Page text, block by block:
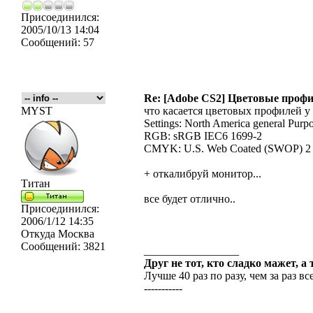
Присоединился:
2005/10/13 14:04
Сообщений: 57
Re: [Adobe CS2] Цветовые
MYST
Титан
Присоединился:
2006/1/12 14:35
Откуда Москва
Сообщений: 3821
что касается цветовых профилей
Settings: North America general
RGB: sRGB IEC6 1699-2
CMYK: U.S. Web Coated (SWOP) 2
+ откалибруй монитор...
все будет отлично..
Друг не тот, кто сладко мажет, а
Лучше 40 раз по разу, чем за раз
-----------